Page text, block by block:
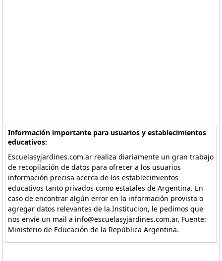
Información importante para usuarios y establecimientos
educativos:
Escuelasyjardines.com.ar realiza diariamente un gran trabajo
de recopilación de datos para ofrecer a los usuarios
información precisa acerca de los establecimientos
educativos tanto privados como estatales de Argentina. En
caso de encontrar algún error en la información provista o
agregar datos relevantes de la Institucion, le pedimos que
nos envíe un mail a info@escuelasyjardines.com.ar. Fuente:
Ministerio de Educación de la República Argentina.